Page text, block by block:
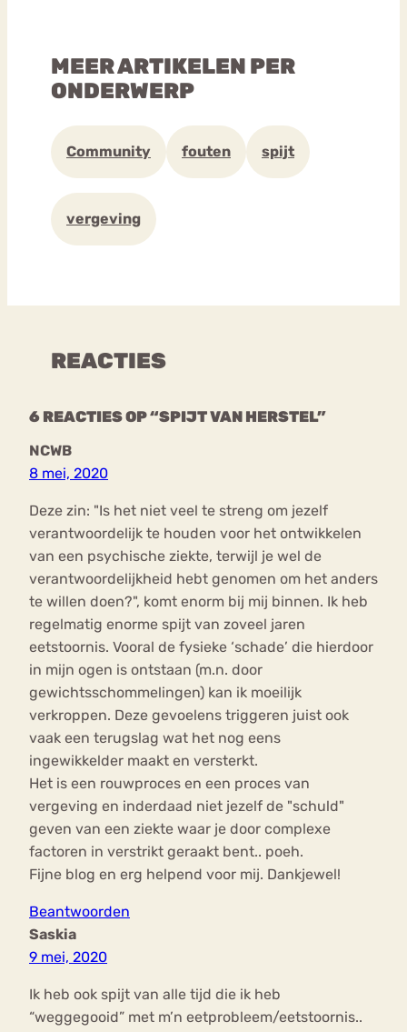
MEER ARTIKELEN PER
ONDERWERP
Community fouten spijt
vergeving
REACTIES
6 REACTIES OP “SPIJT VAN HERSTEL”
NCWB
8 mei, 2020
Deze zin: "Is het niet veel te streng om jezelf
verantwoordelijk te houden voor het ontwikkelen
van een psychische ziekte, terwijl je wel de
verantwoordelijkheid hebt genomen om het anders
te willen doen?", komt enorm bij mij binnen. Ik heb
regelmatig enorme spijt van zoveel jaren
eetstoornis. Vooral de fysieke ‘schade’ die hierdoor
in mijn ogen is ontstaan (m.n. door
gewichtsschommelingen) kan ik moeilijk
verkroppen. Deze gevoelens triggeren juist ook
vaak een terugslag wat het nog eens
ingewikkelder maakt en versterkt.
Het is een rouwproces en een proces van
vergeving en inderdaad niet jezelf de "schuld"
geven van een ziekte waar je door complexe
factoren in verstrikt geraakt bent.. poeh.
Fijne blog en erg helpend voor mij. Dankjewel!
Beantwoorden
Saskia
9 mei, 2020
Ik heb ook spijt van alle tijd die ik heb
“weggegooid” met m’n eetprobleem/eetstoornis..